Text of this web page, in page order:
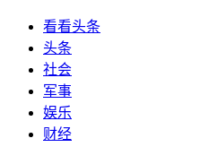
看看头条
头条
社会
军事
娱乐
财经